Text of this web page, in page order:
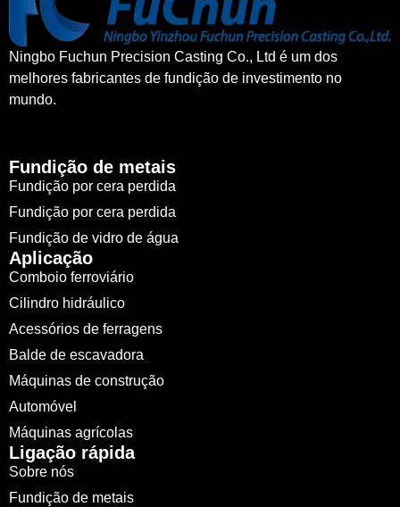
Ningbo Fuchun Precision Casting Co., Ltd é um dos
melhores fabricantes de fundição de investimento no
mundo.
Fundição de metais
Fundição por cera perdida
Fundição por cera perdida
Fundição de vidro de água
Aplicação
Comboio ferroviário
Cilindro hidráulico
Acessórios de ferragens
Balde de escavadora
Máquinas de construção
Automóvel
Máquinas agrícolas
Ligação rápida
Sobre nós
Fundição de metais